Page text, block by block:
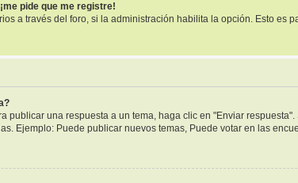
pide que me registre!
a través del foro, si la administración habilita la opción. Esto es
publicar una respuesta a un tema, haga clic en "Enviar
Ejemplo: Puede publicar nuevos temas, Puede votar en las